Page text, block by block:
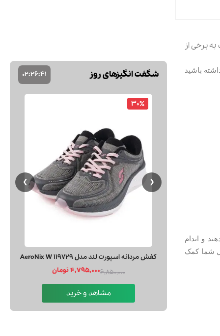
برخی از
باشید
و اندام
شما کمک
❯
شگفت انگیزهای روز 02:26:40
30٪
كفش مردانه اسپورت لند مدل AeroNix W 119729
6,850,0004,795,000 تومان
مشاهد و خرید
❮